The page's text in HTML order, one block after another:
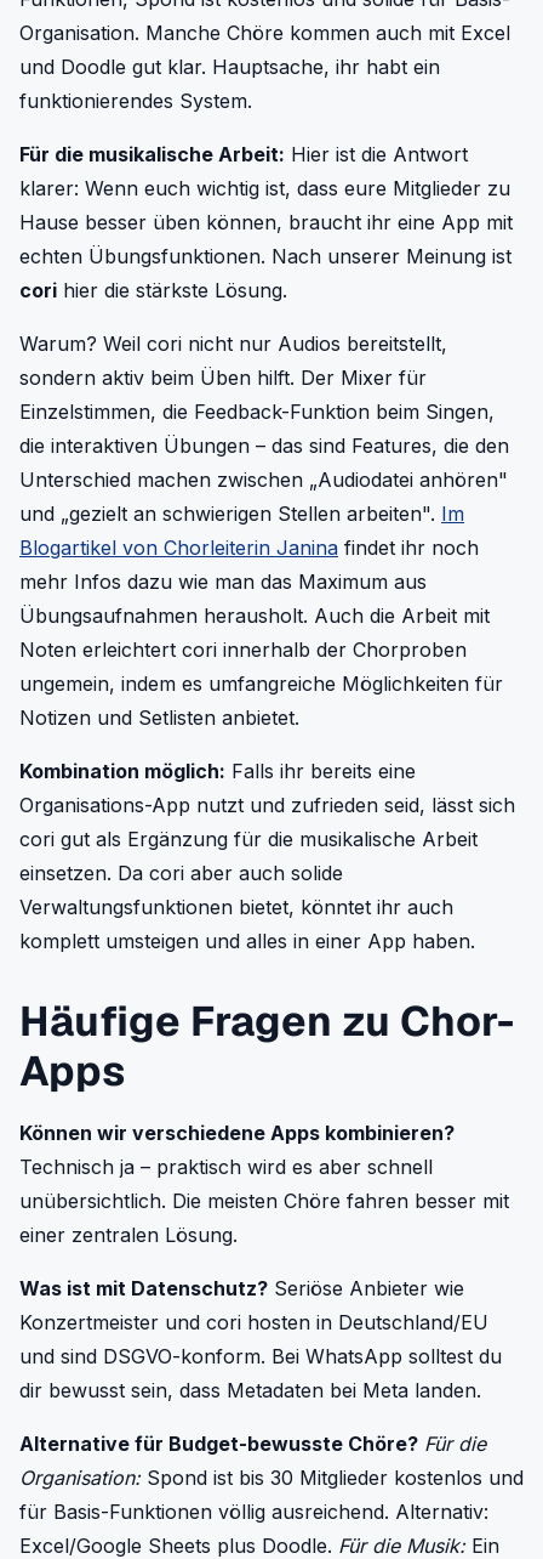
Organisation. Manche Chöre kommen auch mit Excel
und Doodle gut klar. Hauptsache, ihr habt ein
funktionierendes System.
Für die musikalische Arbeit: Hier ist die Antwort
klarer: Wenn euch wichtig ist, dass eure Mitglieder zu
Hause besser üben können, braucht ihr eine App mit
echten Übungsfunktionen. Nach unserer Meinung ist
cori hier die stärkste Lösung.
Warum? Weil cori nicht nur Audios bereitstellt,
sondern aktiv beim Üben hilft. Der Mixer für
Einzelstimmen, die Feedback-Funktion beim Singen,
die interaktiven Übungen – das sind Features, die den
Unterschied machen zwischen „Audiodatei anhören"
und „gezielt an schwierigen Stellen arbeiten". Im
Blogartikel von Chorleiterin Janina findet ihr noch
mehr Infos dazu wie man das Maximum aus
Übungsaufnahmen herausholt. Auch die Arbeit mit
Noten erleichtert cori innerhalb der Chorproben
ungemein, indem es umfangreiche Möglichkeiten für
Notizen und Setlisten anbietet.
Kombination möglich: Falls ihr bereits eine
Organisations-App nutzt und zufrieden seid, lässt sich
cori gut als Ergänzung für die musikalische Arbeit
einsetzen. Da cori aber auch solide
Verwaltungsfunktionen bietet, könntet ihr auch
komplett umsteigen und alles in einer App haben.
Häufige Fragen zu Chor-
Apps
Können wir verschiedene Apps kombinieren?
Technisch ja – praktisch wird es aber schnell
unübersichtlich. Die meisten Chöre fahren besser mit
einer zentralen Lösung.
Was ist mit Datenschutz? Seriöse Anbieter wie
Konzertmeister und cori hosten in Deutschland/EU
und sind DSGVO-konform. Bei WhatsApp solltest du
dir bewusst sein, dass Metadaten bei Meta landen.
Alternative für Budget-bewusste Chöre? Für die
Organisation:Spond ist bis 30 Mitglieder kostenlos und
für Basis-Funktionen völlig ausreichend. Alternativ:
Excel/Google Sheets plus Doodle. Für die Musik:Ein